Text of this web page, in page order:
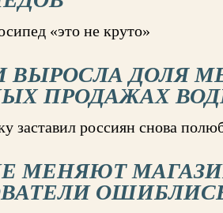
«это не круто»
ВЫРОСЛА ДОЛЯ
ПРОДАЖАХ
заставил россиян снова
МЕНЯЮТ